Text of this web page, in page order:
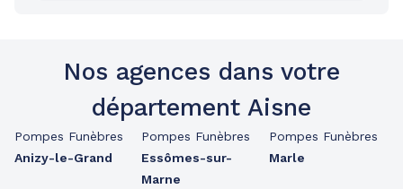
Nos agences dans votre
département Aisne
Pompes Funèbres
Anizy-le-Grand
Pompes Funèbres
Essômes-sur-
Marne
Pompes Funèbres
Marle